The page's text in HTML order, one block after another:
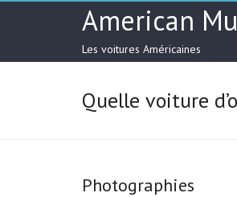
American
Les voitures Américaines
Quelle voiture
Photographies